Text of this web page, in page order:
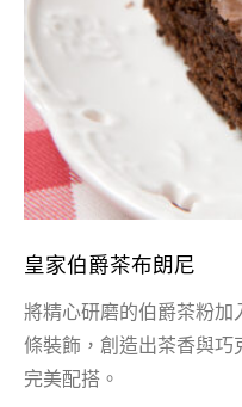
皇家伯爵茶布朗尼
將精心研磨的伯爵茶粉加
條裝飾，創造出茶香與巧
完美配搭。